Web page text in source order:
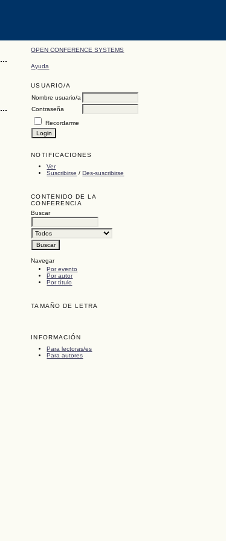
OPEN CONFERENCE SYSTEMS
Ayuda
USUARIO/A
Nombre usuario/a
Contraseña
Recordarme
NOTIFICACIONES
Ver
Suscribirse /Des-suscribirse
CONTENIDO DE LA
CONFERENCIA
Buscar
Navegar
Por evento
Por autor
Por título
TAMAÑO DE LETRA
INFORMACIÓN
Para lectoras/es
Para autores